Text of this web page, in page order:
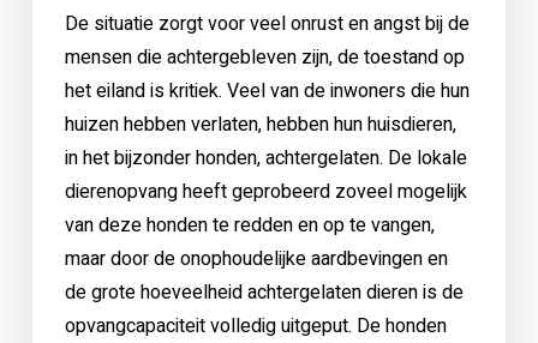
De situatie zorgt voor veel onrust en angst bij de
mensen die achtergebleven zijn, de toestand op
het eiland is kritiek. Veel van de inwoners die hun
huizen hebben verlaten, hebben hun huisdieren,
in het bijzonder honden, achtergelaten. De lokale
dierenopvang heeft geprobeerd zoveel mogelijk
van deze honden te redden en op te vangen,
maar door de onophoudelijke aardbevingen en
de grote hoeveelheid achtergelaten dieren is de
opvangcapaciteit volledig uitgeput. De honden